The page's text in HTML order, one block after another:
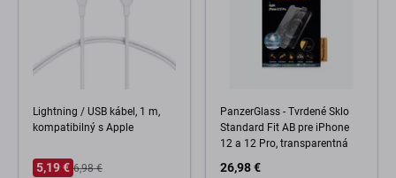
Lightning / USB kábel, 1 m,
kompatibilný s Apple
5,19 € 6,98 €
PanzerGlass - Tvrdené Sklo
Standard Fit AB pre iPhone
12 a 12 Pro, transparentná
26,98 €